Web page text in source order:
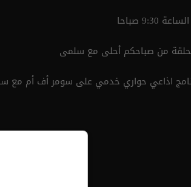
صباحا
من صباحكم أحلى مع سلمى
اذاعي حواري خدمي على سومر أف أم مع